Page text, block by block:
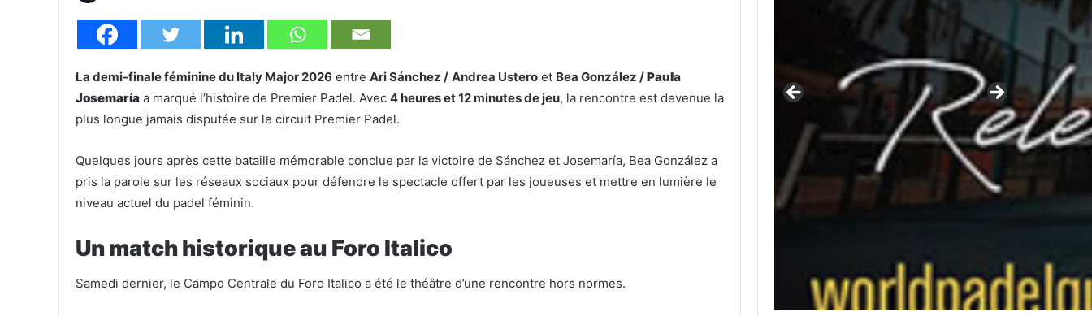
La demi-finale féminine du Italy Major 2026 entre Ari Sánchez / Andrea Ustero et Bea González /Paula
Josemaría a marqué l’histoire de Premier Padel. Avec 4 heures et 12 minutes de jeu, la rencontre est devenue la
plus longue jamais disputée sur le circuit Premier Padel.
Quelques jours après cette bataille mémorable conclue par la victoire de Sánchez et Josemaría, Bea González a
pris la parole sur les réseaux sociaux pour défendre le spectacle offert par les joueuses et mettre en lumière le
niveau actuel du padel féminin.
Un match historique au Foro Italico
Samedi dernier, le Campo Centrale du Foro Italico a été le théâtre d’une rencontre hors normes.